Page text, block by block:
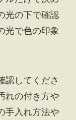
光の下で確認
光で色の印象
認してくださ
れの付き方や
手入れ方法や